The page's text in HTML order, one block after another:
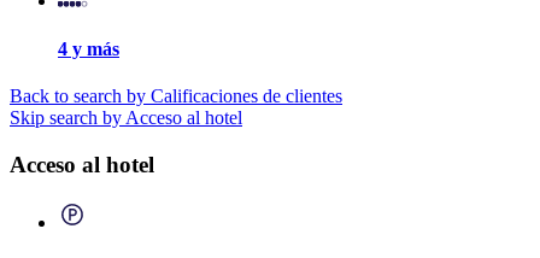
4 y más
Back to search by Calificaciones de clientes
Skip search by Acceso al hotel
Acceso al hotel